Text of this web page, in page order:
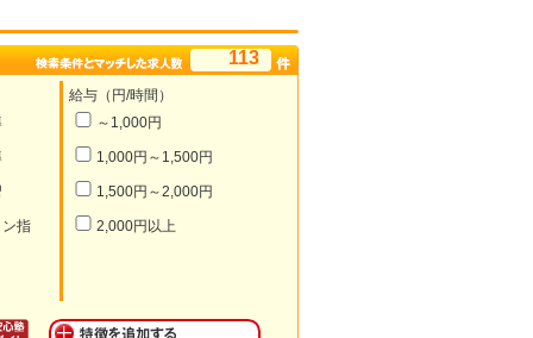
113
指
給与（円/時間）
～1,000円
1,000円～1,500円
1,500円～2,000円
2,000円以上